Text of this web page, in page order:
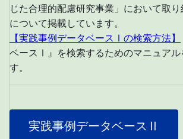
じた合理的配慮研究事業」において取
について掲載しています。
【実践事例データベースⅠの検索方法】
ベースⅠ』を検索するためのマニュアル
す。
実践事例データベースⅡ